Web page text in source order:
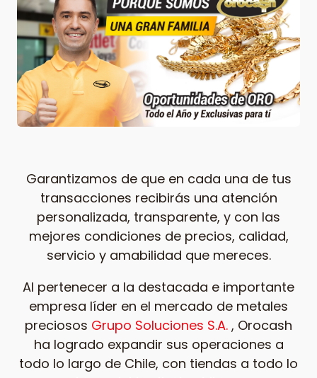
Garantizamos de que en cada una de tus
transacciones recibirás una atención
personalizada, transparente, y con las
mejores condiciones de precios, calidad,
servicio y amabilidad que mereces.
Al pertenecer a la destacada e importante
empresa líder en el mercado de metales
preciosos Grupo Soluciones S.A. , Orocash
ha logrado expandir sus operaciones a
todo lo largo de Chile, con tiendas a todo lo